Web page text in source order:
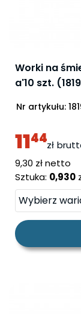
Worki na
a'10 szt.
Nr artykułu:
1144zł
cena
9,30 zł netto
Sztuka: 0,930